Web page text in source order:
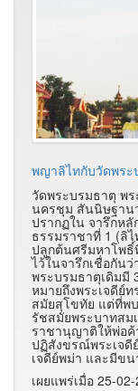
พญาลิไทกับวัดพร
วัดพระบรมธาตุ พร
นครชุม สันนิษฐาน
ปรากฏใน จารึกห
ธรรมราชาที่ 1 (ลิ
ปลูกต้นศรีมหาโพธิ์
ไว้ในจารึกเชื่อกัน
พระบรมธาตุเดิมมี
หมายถึงพระเจดีย์
สมัยสุโขทัย แต่ที่พ
รัชสมัยพระบาทสม
ราชานุญาติให้พ่อ
ปฏิสังขรณ์พระเจดี
เจดีย์พม่า และมีข
เผยแพร่เมื่อ 25-